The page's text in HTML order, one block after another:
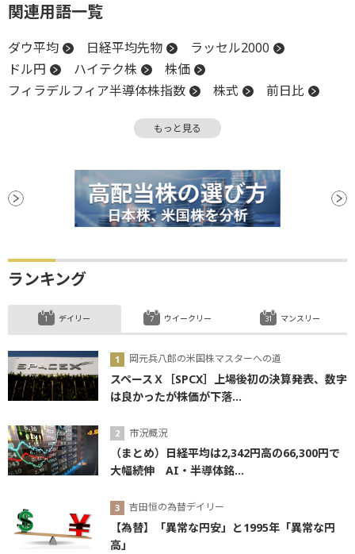
関連用語一覧
ダウ平均 日経平均先物
ラッセル2000
ドル円
ハイテク株
株価
フィラデルフィア半導体株指数
株式
前日比
堅調 米国株
安値
もっと見る
ランキング
デイリー
岡元兵八郎の米国株マスターへの道
スペースＸ［SPCX］上場後初の決算発表、数字
は良かったが株価が下落...
市況概況
（まとめ）日経平均は2,342円高の66,300円で
大幅続伸 AI・半導体銘...
吉田恒の為替デイリー
【為替】「異常な円安」と1995年「異常な円
高」
ウイークリー マンスリー